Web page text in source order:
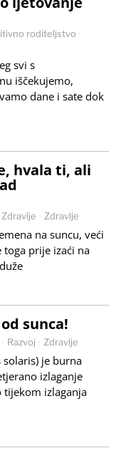
roditeljstvo ·
svi s
iščekujemo,
dane i sate dok
hvala ti, ali
Zdravlje · Zdravlje
na suncu, veći
toga prije izaći na
sunca!
· Razvoj · Zdravlje
solaris) je burna
izlaganje
tijekom izlaganja